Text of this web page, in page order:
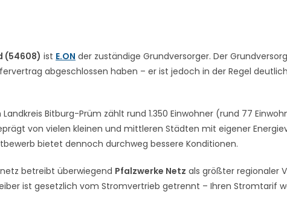
(54608) ist E.ON der zuständige Grundversorger. Der
abgeschlossen haben – er ist jedoch in der Regel
Bitburg-Prüm zählt rund 1.350 Einwohner (rund 77
von vielen kleinen und mittleren Städten mit eigener
bietet dennoch durchweg bessere Konditionen.
betreibt überwiegend Pfalzwerke Netz als größter regionaler
ist gesetzlich vom Stromvertrieb getrennt – Ihren Stromtarif